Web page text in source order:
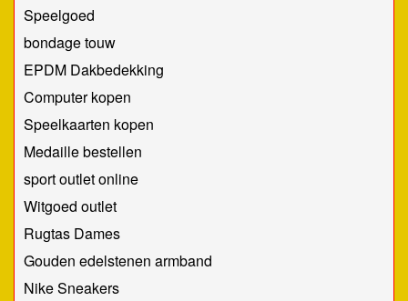
Speelgoed
bondage touw
EPDM Dakbedekking
Computer kopen
Speelkaarten kopen
Medaille bestellen
sport outlet online
Witgoed outlet
Rugtas Dames
Gouden edelstenen armband
Nike Sneakers